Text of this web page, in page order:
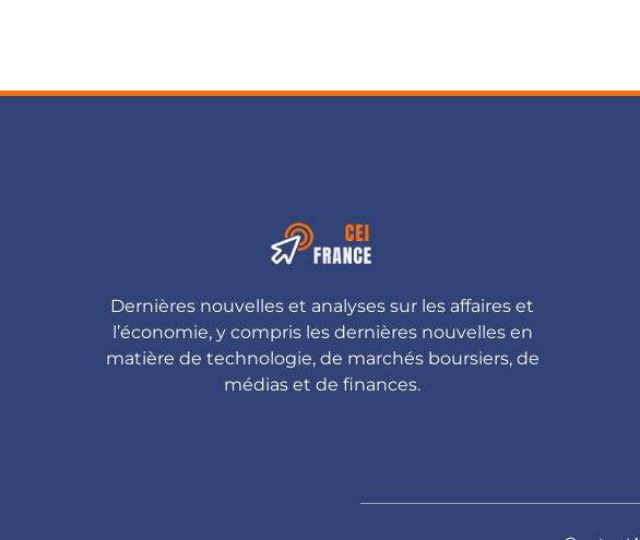
Dernières nouvelles et analyses sur les affaires et
l’économie, y compris les dernières nouvelles en
matière de technologie, de marchés boursiers, de
médias et de finances.